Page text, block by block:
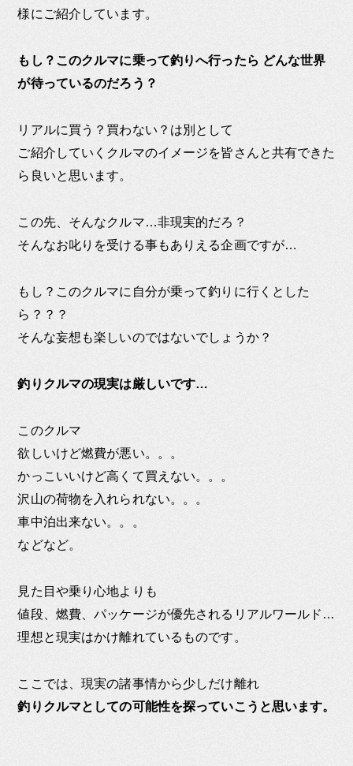
様にご紹介しています。
もし？このクルマに乗って釣りへ行ったら どんな世界
が待っているのだろう？
リアルに買う？買わない？は別として
ご紹介していくクルマのイメージを皆さんと共有できた
ら良いと思います。
この先、そんなクルマ…非現実的だろ？
そんなお叱りを受ける事もありえる企画ですが…
もし？このクルマに自分が乗って釣りに行くとした
ら？？？
そんな妄想も楽しいのではないでしょうか？
釣りクルマの現実は厳しいです…
このクルマ
欲しいけど燃費が悪い。。。
かっこいいけど高くて買えない。。。
沢山の荷物を入れられない。。。
車中泊出来ない。。。
などなど。
見た目や乗り心地よりも
値段、燃費、パッケージが優先されるリアルワールド…
理想と現実はかけ離れているものです。
ここでは、現実の諸事情から少しだけ離れ
釣りクルマとしての可能性を探っていこうと思います。